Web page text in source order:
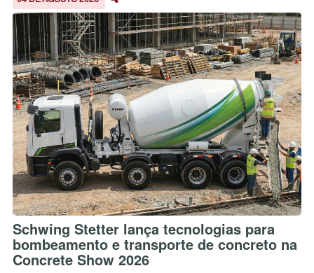
Schwing Stetter lança tecnologias para
bombeamento e transporte de concreto na
Concrete Show 2026